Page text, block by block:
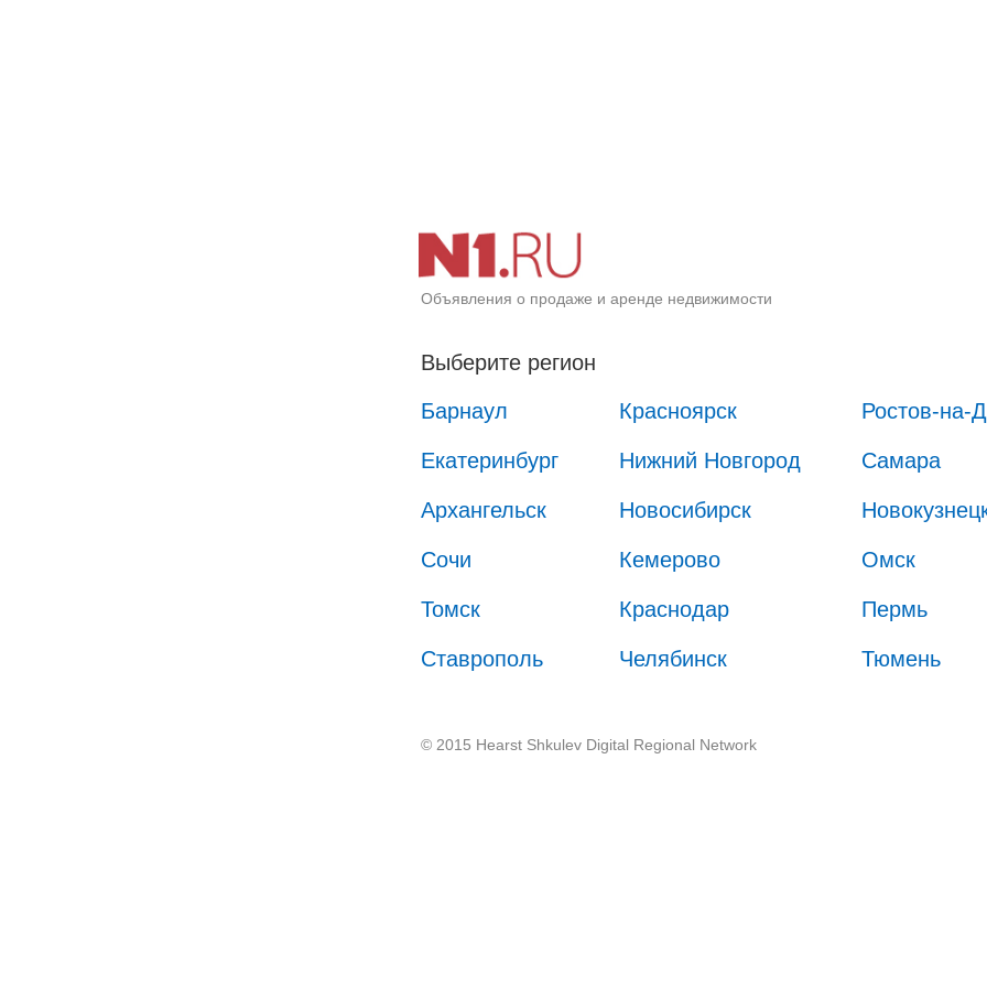
Объявления о продаже и аренде недвижимости
Выберите регион
Барнаул
Красноярск Ростов-на-
Екатеринбург Нижний Новгород Самара
Архангельск Новосибирск
Сочи Кемерово Омск
Томск Краснодар Пермь
Ставрополь Челябинск Тюмень
© 2015 Hearst Shkulev Digital Regional Network